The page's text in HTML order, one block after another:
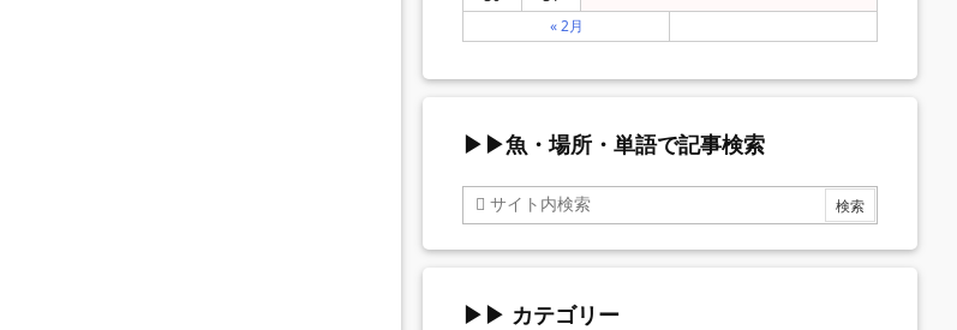
« 2月
▶▶魚・場所・単語で記事検索
▶▶ カテゴリー